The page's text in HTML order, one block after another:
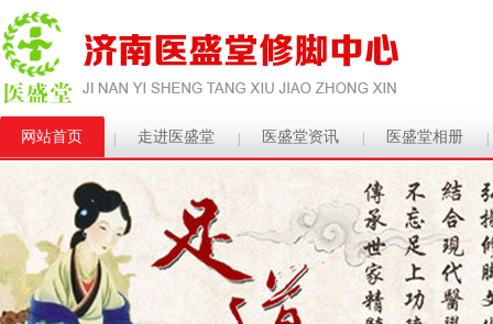
网站首页 走进医盛堂 医盛堂资讯 医盛堂相册